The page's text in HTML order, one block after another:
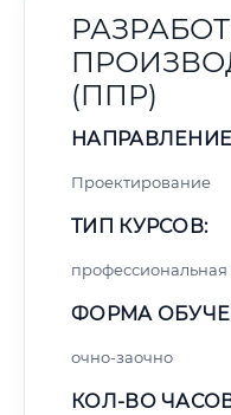
(ППР)
Проектирование
ТИП КУРСОВ:
профессиональная
ФОРМА
очно-заочно
КОЛ-ВО